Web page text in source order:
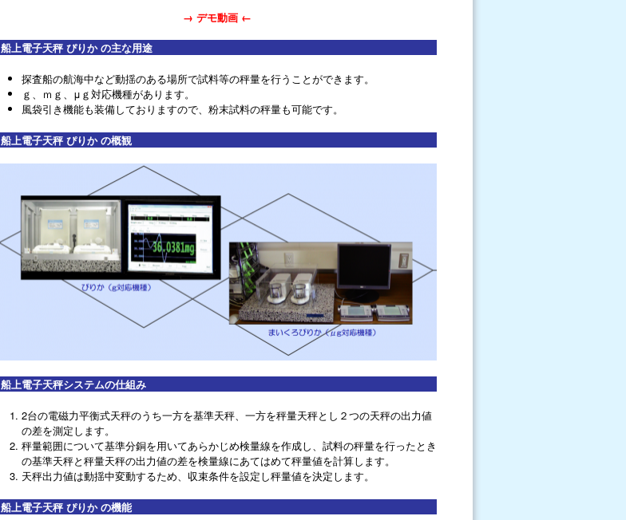
→ デモ動画 ←
船上電子天秤 ぴりか の主な用途
探査船の航海中など動揺のある場所で試料等の秤量を行うことができます。
ｇ、ｍｇ、μｇ対応機種があります。
風袋引き機能も装備しておりますので、粉末試料の秤量も可能です。
船上電子天秤 ぴりか の概観
船上電子天秤システムの仕組み
2台の電磁力平衡式天秤のうち一方を基準天秤、一方を秤量天秤とし２つの天秤の出力値
の差を測定します。
秤量範囲について基準分銅を用いてあらかじめ検量線を作成し、試料の秤量を行ったとき
の基準天秤と秤量天秤の出力値の差を検量線にあてはめて秤量値を計算します。
天秤出力値は動揺中変動するため、収束条件を設定し秤量値を決定します。
船上電子天秤 ぴりか の機能